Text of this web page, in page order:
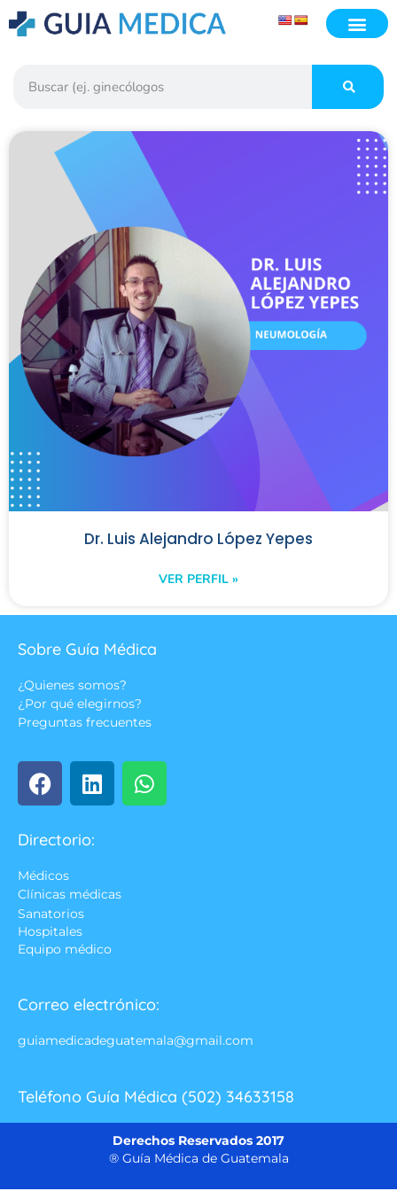
Dr. Luis Alejandro López Yepes
VER PERFIL »
Sobre Guía Médica
¿Quienes somos?
¿Por qué elegirnos?
Preguntas frecuentes
Directorio:
Médicos
Clínicas médicas
Sanatorios
Hospitales
Equipo médico
Correo electrónico:
guiamedicadeguatemala@gmail.com
Teléfono Guía Médica (502) 34633158
Derechos Reservados 2017
® Guía Médica de Guatemala